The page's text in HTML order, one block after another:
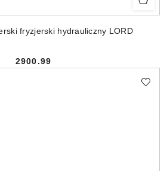
fryzjerski hydrauliczny LORD
Cena:
2900.99